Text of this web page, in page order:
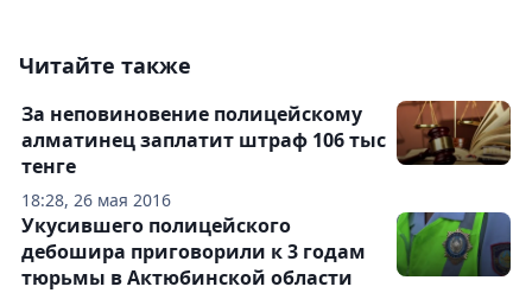
Читайте также
18:28, 26 мая 2016
За неповиновение полицейскому
алматинец заплатит штраф 106 тыс
тенге
Укусившего полицейского
дебошира приговорили к 3 годам
тюрьмы в Актюбинской области